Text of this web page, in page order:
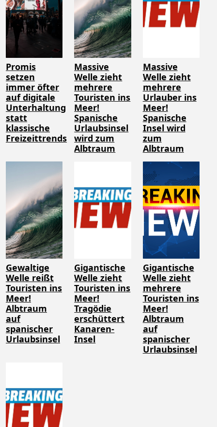
Promis
setzen
immer öfter
auf digitale
Unterhaltung
statt
klassische
Freizeittrends
Massive
Welle zieht
mehrere
Touristen ins
Meer!
Spanische
Urlaubsinsel
wird zum
Albtraum
Massive
Welle zieht
mehrere
Urlauber ins
Meer!
Spanische
Insel wird
zum
Albtraum
Gewaltige
Welle reißt
Touristen ins
Meer!
Albtraum
auf
spanischer
Urlaubsinsel
Gigantische
Welle zieht
Touristen ins
Meer!
Tragödie
erschüttert
Kanaren-
Insel
Gigantische
Welle zieht
mehrere
Touristen ins
Meer!
Albtraum
auf
spanischer
Urlaubsinsel